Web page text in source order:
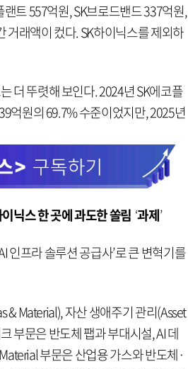
트 557억원, SK브로드밴드 337억원,
거래액이 컸다. SK하이닉스를 제외하
더 뚜렷해 보인다. 2024년 SK에코플
억원의 69.7% 수준이었지만, 2025년
닉스 한 곳에 과도한 쏠림 ‘과제’
인프라 솔루션 공급사’로 큰 변혁기를
& Material), 자산 생애주기 관리(Asset
부문은 반도체 팹과 부대시설, AI 데
부문은 산업용 가스와 반도체·